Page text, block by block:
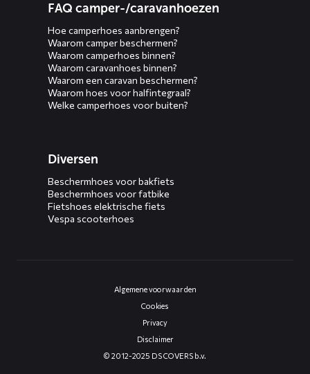
FAQ camper-/caravanhoezen
Hoe camperhoes aanbrengen?
Waarom camper beschermen?
Waarom camperhoes binnen?
Waarom caravanhoes binnen?
Waarom een caravan beschermen?
Waarom hoes voor halfintegraal?
Welke camperhoes voor buiten?
Diversen
Beschermhoes voor bakfiets
Beschermhoes voor fatbike
Fietshoes elektrische fiets
Vespa scooterhoes
Algemene voorwaarden
Cookies
Privacy
Disclaimer
© 2012-2025 DS COVERS b.v.